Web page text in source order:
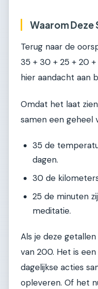
Waarom Deze
Terug naar de
35 + 30 + 25 + 20
hier aandacht aan
Omdat het laat
samen een geheel
35 de
dagen.
30 de
25 de minuten
meditatie.
Als je deze
van 200. Het is
dagelijkse acties
opleveren. Of het